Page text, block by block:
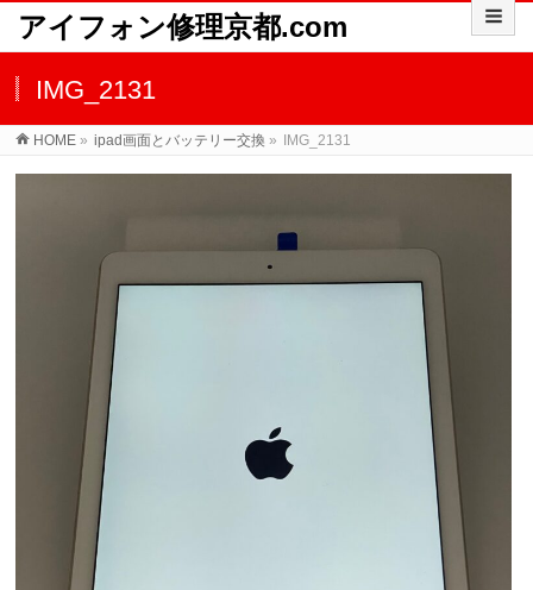
アイフォン修理京都.com
IMG_2131
HOME » ipad画面とバッテリー交換 » IMG_2131